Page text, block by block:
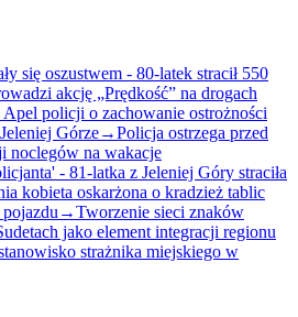
się oszustwem - 80-latek stracił 550
akcję „Prędkość” na drogach
Apel policji o zachowanie ostrożności
Górze→Policja ostrzega przed
noclegów na wakacje
- 81-latka z Jeleniej Góry straciła
kobieta oskarżona o kradzież tablic
→Tworzenie sieci znaków
jako element integracji regionu
strażnika miejskiego w